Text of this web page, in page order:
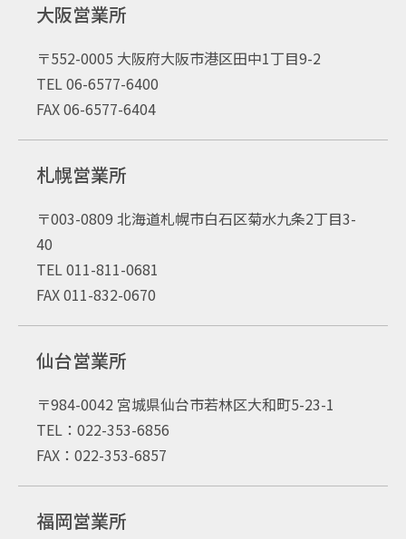
大阪営業所
〒552-0005 大阪府大阪市港区田中1丁目9-2
TEL 06-6577-6400
FAX 06-6577-6404
札幌営業所
〒003-0809 北海道札幌市白石区菊水九条2丁目3-
40
TEL 011-811-0681
FAX 011-832-0670
仙台営業所
〒984-0042 宮城県仙台市若林区大和町5-23-1
TEL：022-353-6856
FAX：022-353-6857
福岡営業所